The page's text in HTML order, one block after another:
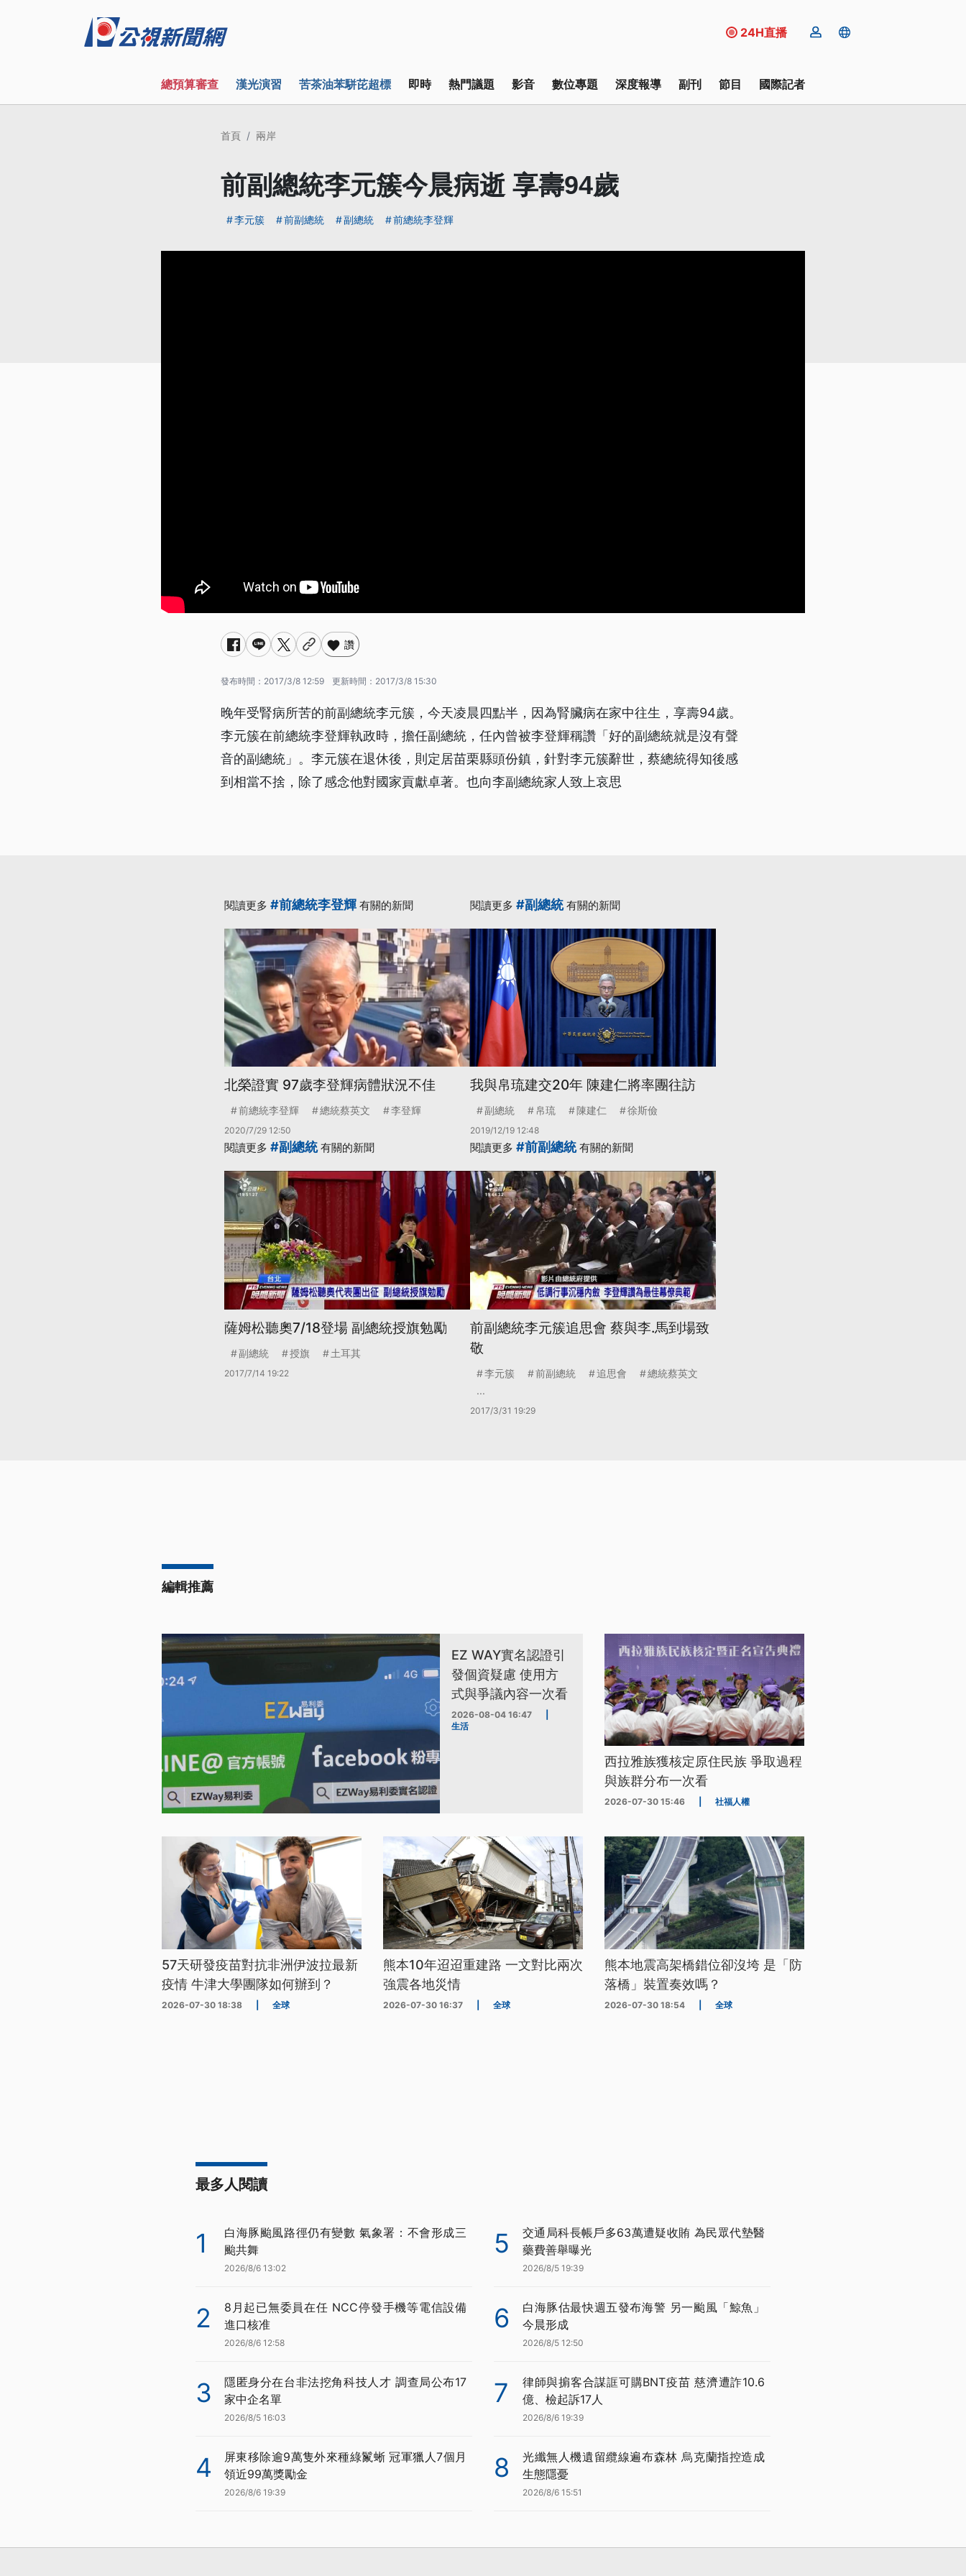
24H直播
總預算審查 漢光演習 苦茶油苯駢芘超標 即時 熱門議題 影音 數位專題 深度報導 副刊 節目 國際記者
首頁 兩岸
前副總統李元簇今晨病逝 享壽94歲
李元簇 前副總統 副總統 前總統李登輝
讚
發布時間： 2017/3/8 12:59 更新時間： 2017/3/8 15:30
晚年受腎病所苦的前副總統李元簇，今天凌晨四點半，因為腎臟病在家中往生，享壽94歲。
李元簇在前總統李登輝執政時，擔任副總統，任內曾被李登輝稱讚「好的副總統就是沒有聲
音的副總統」。李元簇在退休後，則定居苗栗縣頭份鎮，針對李元簇辭世，蔡總統得知後感
到相當不捨，除了感念他對國家貢獻卓著。也向李副總統家人致上哀思
閱讀更多 #前總統李登輝 有關的新聞
北榮證實 97歲李登輝病體狀況不佳
前總統李登輝 總統蔡英文 李登輝
2020/7/29 12:50
閱讀更多 #副總統有關的新聞
我與帛琉建交20年 陳建仁將率團往訪
副總統 帛琉 陳建仁 徐斯儉
2019/12/19 12:48
閱讀更多 #副總統有關的新聞
薩姆松聽奧7/18登場 副總統授旗勉勵
副總統 授旗 土耳其
2017/7/14 19:22
閱讀更多 #前副總統有關的新聞
前副總統李元簇追思會 蔡與李.馬到場致
敬
李元簇 前副總統 追思會
總統蔡英文
...
2017/3/31 19:29
編輯推薦
EZ WAY實名認證引
發個資疑慮 使用方
式與爭議內容一次看
2026-08-04 16:47
生活
西拉雅族獲核定原住民族 爭取過程
與族群分布一次看
2026-07-30 15:46 社福人權
57天研發疫苗對抗非洲伊波拉最新
疫情 牛津大學團隊如何辦到？
2026-07-30 18:38 全球
熊本10年迢迢重建路 一文對比兩次
強震各地災情
2026-07-30 16:37 全球
熊本地震高架橋錯位卻沒垮 是「防
落橋」裝置奏效嗎？
2026-07-30 18:54 全球
最多人閱讀
1
白海豚颱風路徑仍有變數 氣象署：不會形成三
颱共舞
2026/8/6 13:02
2
8月起已無委員在任 NCC停發手機等電信設備
進口核准
2026/8/6 12:58
3
隱匿身分在台非法挖角科技人才 調查局公布17
家中企名單
2026/8/5 16:03
4
屏東移除逾9萬隻外來種綠鬣蜥 冠軍獵人7個月
領近99萬獎勵金
2026/8/6 19:39
5
交通局科長帳戶多63萬遭疑收賄 為民眾代墊醫
藥費善舉曝光
2026/8/5 19:39
6
白海豚估最快週五發布海警 另一颱風「鯨魚」
今晨形成
2026/8/5 12:50
7
律師與掮客合謀誆可購BNT疫苗 慈濟遭詐10.6
億、檢起訴17人
2026/8/6 19:39
8
光纖無人機遺留纜線遍布森林 烏克蘭指控造成
生態隱憂
2026/8/6 15:51